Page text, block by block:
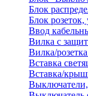
Блок
Блок розеток,
Ввод
Вилка с
Вилка/
Вставка
Вставка/